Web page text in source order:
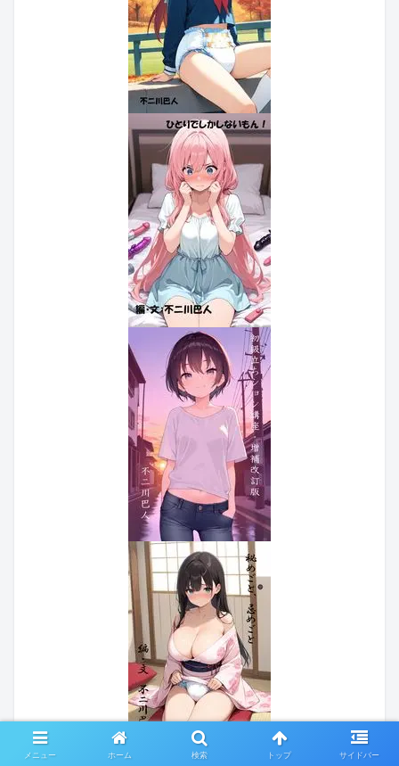
メニュー ホーム 検索 トップ サイドバー